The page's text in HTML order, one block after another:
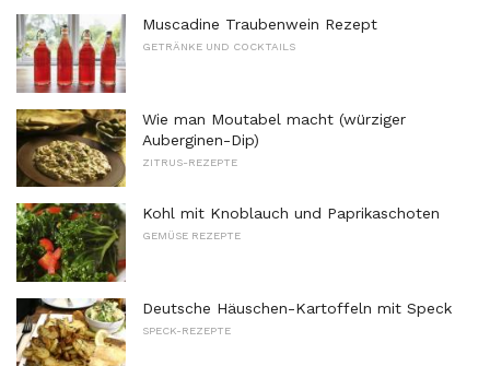
Muscadine Traubenwein Rezept
GETRÄNKE UND COCKTAILS
Wie man Moutabel macht (würziger
Auberginen-Dip)
ZITRUS-REZEPTE
Kohl mit Knoblauch und Paprikaschoten
GEMÜSE REZEPTE
Deutsche Häuschen-Kartoffeln mit Speck
SPECK-REZEPTE